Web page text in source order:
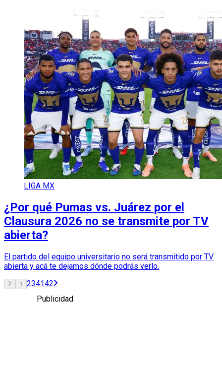
LIGA MX
¿Por qué Pumas vs. Juárez por el
Clausura 2026 no se transmite por TV
abierta?
El partido del equipo universitario no será transmitido por TV
abierta y acá te dejamos dónde podrás verlo.
1 234142
Publicidad